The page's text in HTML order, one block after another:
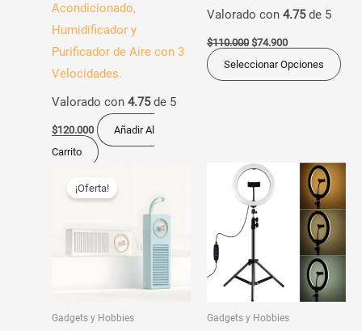
Acondicionado,
Humidificador y
Purificador de Aire con 3
Velocidades.
Valorado con 4.75de 5
$120.000
Añadir Al
Carrito
Valorado con 4.75de 5
$110.000 $74.900
Seleccionar Opciones
¡Oferta!
Gadgets y Hobbies
precio
original
actual
$69.900.
múltiples
variantes.
Gadgets y Hobbies